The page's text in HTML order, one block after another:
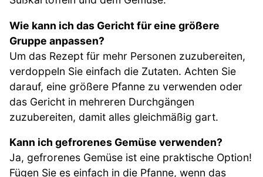
Wie kann ich das Gericht für eine größere
Gruppe anpassen?
Um das Rezept für mehr Personen zuzubereiten,
verdoppeln Sie einfach die Zutaten. Achten Sie
darauf, eine größere Pfanne zu verwenden oder
das Gericht in mehreren Durchgängen
zuzubereiten, damit alles gleichmäßig gart.
Kann ich gefrorenes Gemüse verwenden?
Ja, gefrorenes Gemüse ist eine praktische Option!
Fügen Sie es einfach in die Pfanne, wenn das